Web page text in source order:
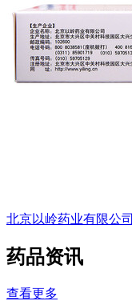
北京以岭药业有限公司
药品资讯
查看更多